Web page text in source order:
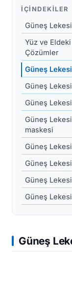
İÇINDEKILER
Güneş
Yüz ve
Çözümler
Güneş
Güneş
Güneş
Güneş
maskesi
Güneş
Güneş
Güneş
Güneş
Güneş